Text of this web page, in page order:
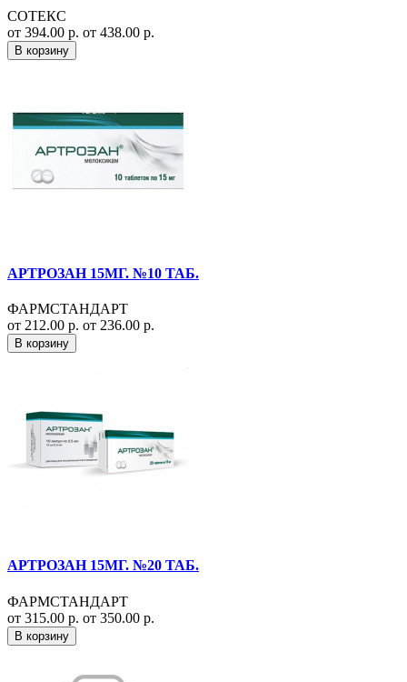
СОТЕКС
от 394.00 р. от 438.00 р.
В корзину
АРТРОЗАН 15МГ. №10 ТАБ.
ФАРМСТАНДАРТ
от 212.00 р. от 236.00 р.
В корзину
АРТРОЗАН 15МГ. №20 ТАБ.
ФАРМСТАНДАРТ
от 315.00 р. от 350.00 р.
В корзину